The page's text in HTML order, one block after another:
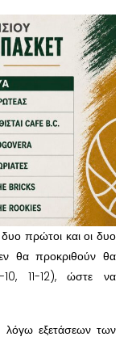
πρώτοι και οι δυο
θα προκριθούν θα
11-12), ώστε να
λόγω εξετάσεων των